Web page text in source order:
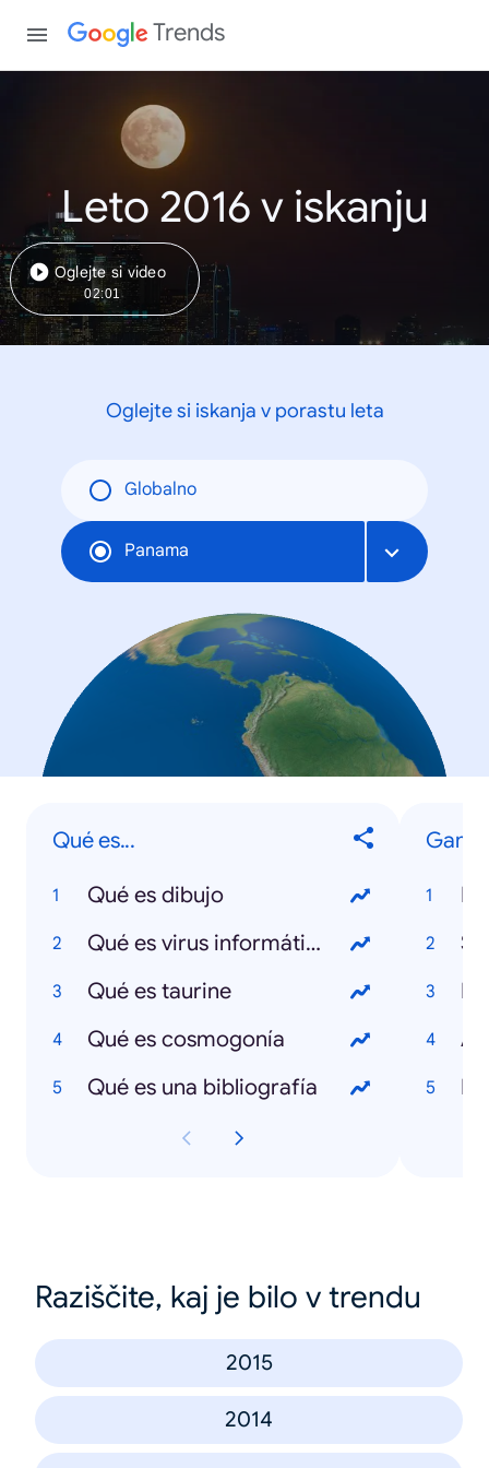
Trends
Leto 2016 v iskanju
Oglejte si video
02:01
Oglejte si iskanja v porastu leta
Globalno
Panama
Qué es...
Qué es dibujo
Qué es virus informático
Qué es taurine
Qué es cosmogonía
Qué es una bibliografía
Raziščite, kaj je bilo v trendu
2015
2014